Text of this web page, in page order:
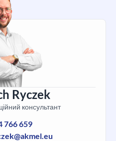
Ryczek
консультант
766 659